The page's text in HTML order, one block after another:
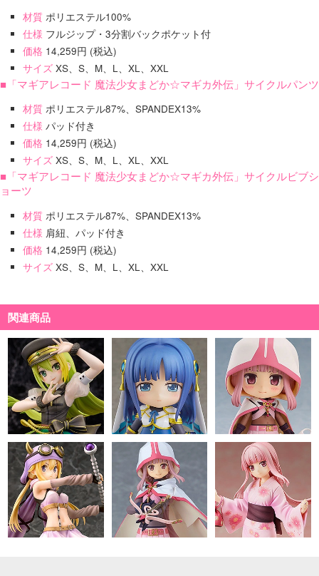
材質ポリエステル100%
仕様 フルジップ・3分割バックポケット付
価格 14,259円 (税込)
サイズXS、S、M、L、XL、XXL
■「マギアレコード 魔法少女まどか☆マギカ外伝」サイクルパンツ
材質ポリエステル87%、SPANDEX13%
仕様 パッド付き
価格 14,259円 (税込)
サイズXS、S、M、L、XL、XXL
■「マギアレコード 魔法少女まどか☆マギカ外伝」サイクルビブシ
ョーツ
材質ポリエステル87%、SPANDEX13%
仕様 肩紐、パッド付き
価格 14,259円 (税込)
サイズXS、S、M、L、XL、XXL
関連商品